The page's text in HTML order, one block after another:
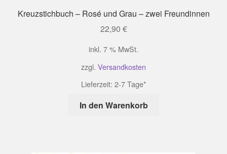
Kreuzstichbuch – Rosé und Grau – zwei Freundinnen
22,90 €
inkl. 7 % MwSt.
zzgl. Versandkosten
Lieferzeit: 2-7 Tage*
In den Warenkorb